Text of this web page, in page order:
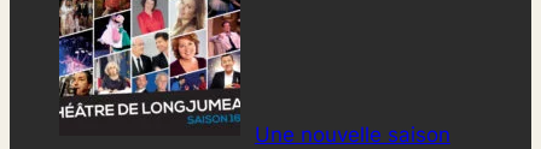
Une nouvelle saison